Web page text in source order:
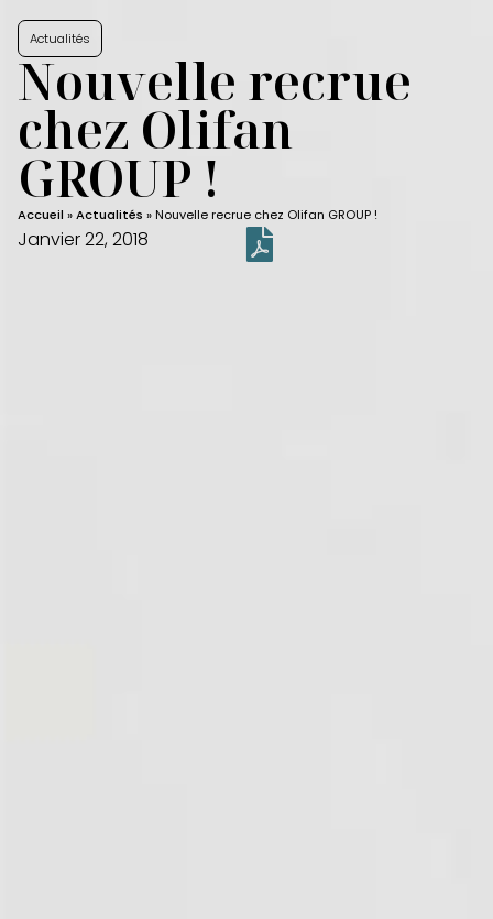
Actualités
Nouvelle recrue
chez Olifan
GROUP !
Accueil »Actualités » Nouvelle recrue chez Olifan GROUP !
Janvier 22, 2018